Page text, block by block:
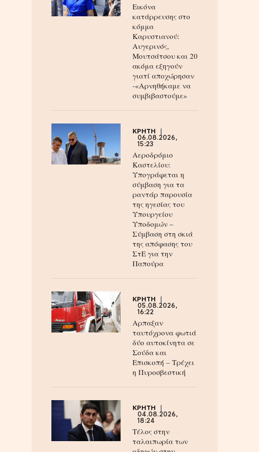
Εικόνα
κατάρρευσης στο
κόμμα
Καρυστιανού:
Αυγερινός,
Μουτσάτσου και 20
ακόμα εξηγούν
γιατί αποχώρησαν
-«Αρνηθήκαμε να
συμβιβαστούμε»
ΚΡΗΤΗ
06.08.2026,
15:23
Αεροδρόμιο
Καστελίου:
Υπογράφεται η
σύμβαση για τα
ραντάρ παρουσία
της ηγεσίας του
Υπουργείου
Υποδομών –
Σύμβαση στη σκιά
της απόφασης του
ΣτΕ για την
Παπούρα
ΚΡΗΤΗ
05.08.2026,
16:22
Αρπαξαν
ταυτόχρονα φωτιά
δύο αυτοκίνητα σε
Σούδα και
Επισκοπή – Τρέχει
η Πυροσβεστική
ΚΡΗΤΗ
04.08.2026,
18:24
Τέλος στην
ταλαιπωρία των